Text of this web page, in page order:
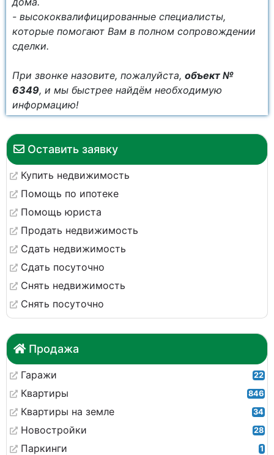
Оставить заявку
Купить недвижимость
Помощь по ипотеке
Помощь юриста
Продать недвижимость
Сдать недвижимость
Сдать посуточно
Снять недвижимость
Снять посуточно
Продажа
Гаражи 22
Квартиры 846
Квартиры на земле 34
Новостройки 28
Паркинги 1
- высококвалифицированные специалисты,
которые помогают Вам в полном сопровождении
сделки.
При звонке назовите, пожалуйста, объект №
6349, и мы быстрее найдём необходимую
информацию!